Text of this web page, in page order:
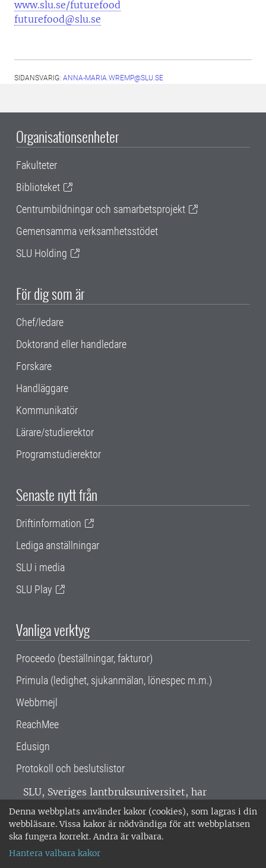
Denna webbplats använder kakor (cookies), som lagras i din
webbläsare. Vissa kakor är nödvändiga för att webbplatsen
ska fungera korrekt. Andra är valbara.
Hantera valbara kakor
www.slu.se/futurefood
futurefood@slu.se
SIDANSVARIG: ANNA-MARIA.WREMP@SLU.SE
Organisationsenheter
Fakulteter
Biblioteket
Centrumbildningar och samarbetsprojekt
Gemensamma verksamhetsstödet
SLU Holding
För dig som är
Chef/ledare
Doktorand eller handledare
Forskare
Handläggare
Kommunikatör
Lärare/studierektor
Programstudierektor
Senaste nytt från
Driftinformation
Lediga anställningar
SLU i media
SLU Play
Vanliga verktyg
Proceedo (beställningar, fakturor)
Primula (ledighet, sjukanmälan, lönespec m.m.)
Webbmejl
ReachMee
Edusign
Protokoll och beslutslistor
SLU, Sveriges lantbruksuniversitet, har
verksamhet över hela Sverige. Huvudorter är
Alnarp, Uppsala och Umeå.SLU är
miljöcertifierat enligt ISO 14001. •
018-67 10 00 • Org nr: 202100-2817 •